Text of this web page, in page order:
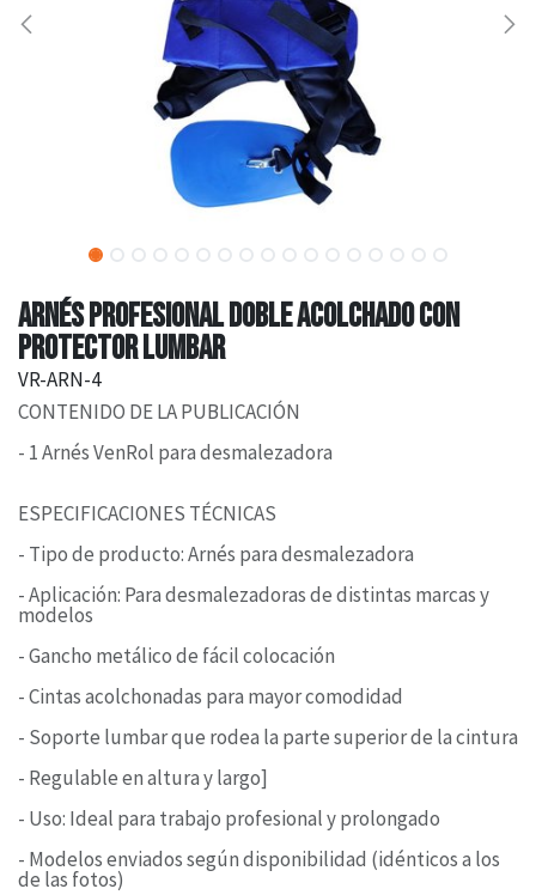
ARNÉS PROFESIONAL DOBLE ACOLCHADO CON
PROTECTOR LUMBAR
VR-ARN-4
CONTENIDO DE LA PUBLICACIÓN
- 1 Arnés VenRol para desmalezadora
ESPECIFICACIONES TÉCNICAS
- Tipo de producto: Arnés para desmalezadora
- Aplicación: Para desmalezadoras de distintas marcas y
modelos
- Gancho metálico de fácil colocación
- Cintas acolchonadas para mayor comodidad
- Soporte lumbar que rodea la parte superior de la cintura
- Regulable en altura y largo]
- Uso: Ideal para trabajo profesional y prolongado
- Modelos enviados según disponibilidad (idénticos a los
de las fotos)